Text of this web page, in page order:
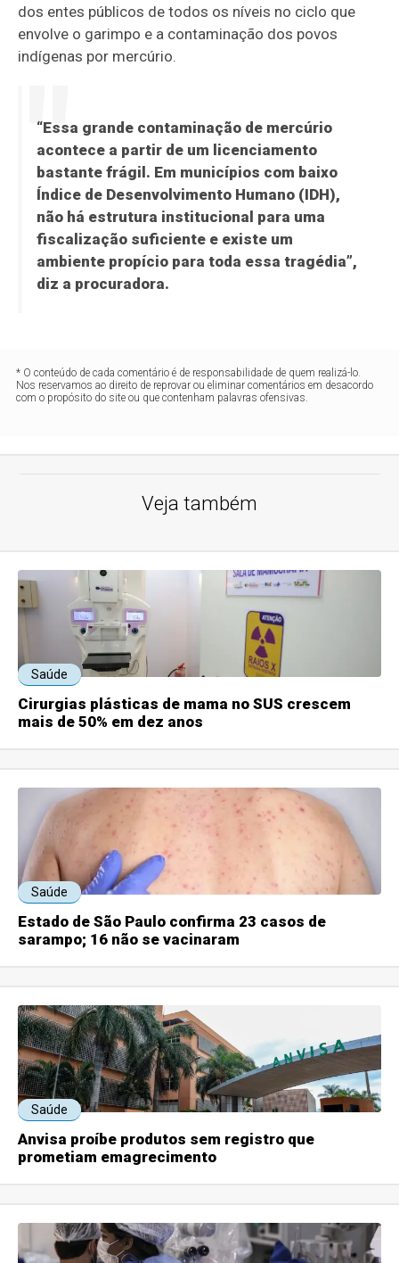
dos entes públicos de todos os níveis no ciclo que
envolve o garimpo e a contaminação dos povos
indígenas por mercúrio.
“Essa grande contaminação de mercúrio
acontece a partir de um licenciamento
bastante frágil. Em municípios com baixo
Índice de Desenvolvimento Humano (IDH),
não há estrutura institucional para uma
fiscalização suficiente e existe um
ambiente propício para toda essa tragédia”,
diz a procuradora.
* O conteúdo de cada comentário é de responsabilidade de quem realizá-lo.
Nos reservamos ao direito de reprovar ou eliminar comentários em desacordo
com o propósito do site ou que contenham palavras ofensivas.
Veja também
Saúde
Cirurgias plásticas de mama no SUS crescem
mais de 50% em dez anos
Saúde
Estado de São Paulo confirma 23 casos de
sarampo; 16 não se vacinaram
Saúde
Anvisa proíbe produtos sem registro que
prometiam emagrecimento